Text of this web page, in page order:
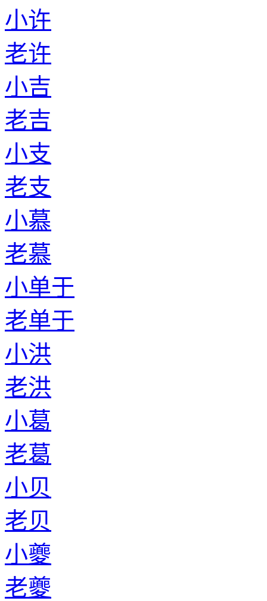
小许
老许
小吉
老吉
小支
老支
小慕
老慕
小单于
老单于
小洪
老洪
小葛
老葛
小贝
老贝
小夔
老夔